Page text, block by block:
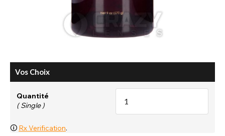
Vos Choix
Quantité
( Single )
🛈 Rx Verification.